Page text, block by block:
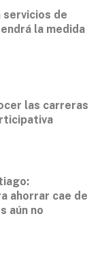
servicios de
la medida
las carreras
ahorrar cae de
aún no